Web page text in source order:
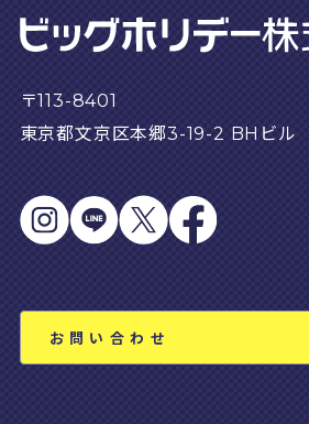
〒113-8401
東京都文京区本郷3-19-2 BHビル
お問い合わせ